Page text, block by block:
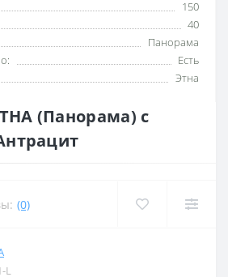
150
40
Панорама
Есть
Этна
(Панорама) с
(0)
L